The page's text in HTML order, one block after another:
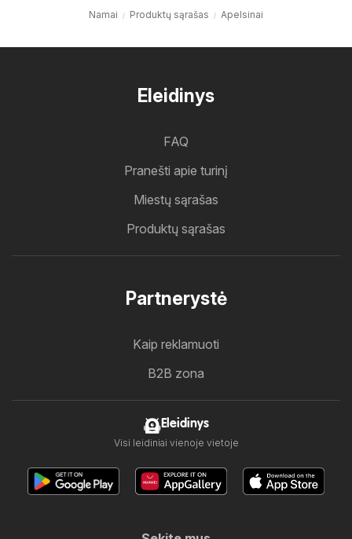
Namai Produktų sąrašas Apelsinai
Eleidinys
FAQ
Pranešti apie turinį
Miestų sąrašas
Produktų sąrašas
Partnerystė
Kaip reklamuoti
B2B zona
Eleidinys
Visi leidiniai vienoje vietoje